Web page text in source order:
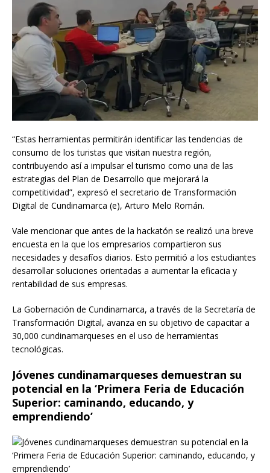
“Estas herramientas permitirán identificar las tendencias de
consumo de los turistas que visitan nuestra región,
contribuyendo así a impulsar el turismo como una de las
estrategias del Plan de Desarrollo que mejorará la
competitividad”, expresó el secretario de Transformación
Digital de Cundinamarca (e), Arturo Melo Román.
Vale mencionar que antes de la hackatón se realizó una breve
encuesta en la que los empresarios compartieron sus
necesidades y desafíos diarios. Esto permitió a los estudiantes
desarrollar soluciones orientadas a aumentar la eficacia y
rentabilidad de sus empresas.
La Gobernación de Cundinamarca, a través de la Secretaría de
Transformación Digital, avanza en su objetivo de capacitar a
30,000 cundinamarqueses en el uso de herramientas
tecnológicas.
Jóvenes cundinamarqueses demuestran su
potencial en la ‘Primera Feria de Educación
Superior: caminando, educando, y
emprendiendo’